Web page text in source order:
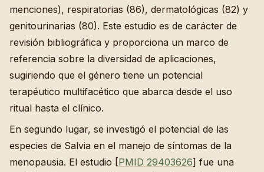
menciones), respiratorias (86), dermatológicas (82) y
genitourinarias (80). Este estudio es de carácter de
revisión bibliográfica y proporciona un marco de
referencia sobre la diversidad de aplicaciones,
sugiriendo que el género tiene un potencial
terapéutico multifacético que abarca desde el uso
ritual hasta el clínico.
En segundo lugar, se investigó el potencial de las
especies de Salvia en el manejo de síntomas de la
menopausia. El estudio [PMID 29403626] fue una